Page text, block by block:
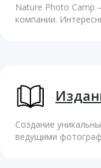
Nature Photo
компании.
Создание
ведущими